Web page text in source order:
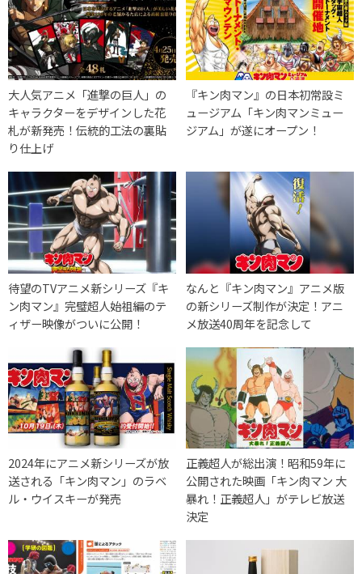
大人気アニメ「進撃の巨人」の
キャラクターをデザインした花
札が新発売！伝統的工法の裏貼
り仕上げ
『キン肉マン』の日本初常設ミ
ュージアム「キン肉マンミュー
ジアム」が遂にオープン！
待望のTVアニメ新シリーズ『キ
ン肉マン』完璧超人始祖編のテ
ィザー映像がついに公開！
なんと『キン肉マン』アニメ版
の新シリーズ制作が決定！アニ
メ放送40周年を記念して
2024年にアニメ新シリーズが放
送される「キン肉マン」のラベ
ル・ウイスキーが発売
正義超人が総出演！昭和59年に
公開された映画「キン肉マン 大
暴れ！正義超人」がテレビ放送
決定